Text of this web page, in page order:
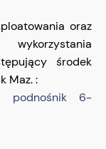
oraz
środek
Maz. :
podnośnik 6-